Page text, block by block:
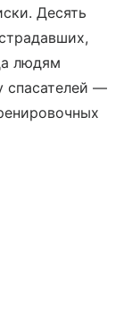
Десять
людям
спасателей —